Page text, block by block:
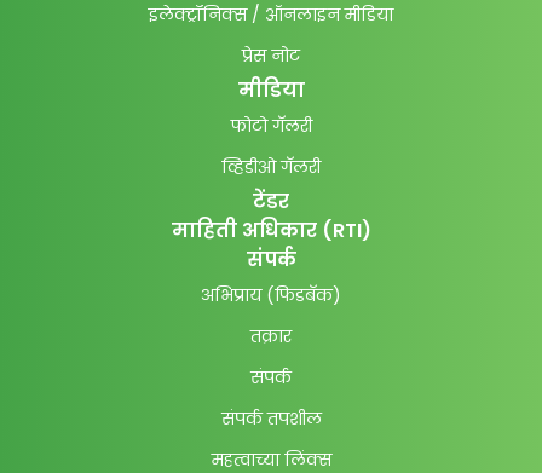
इलेक्ट्रॉनिक्स / ऑनलाइन मीडिया
प्रेस नोट
मीडिया
फोटो गॅलरी
व्हिडीओ गॅलरी
टेंडर
माहिती अधिकार (RTI)
संपर्क
अभिप्राय (फिडबॅक)
तक्रार
संपर्क
संपर्क तपशील
महत्वाच्या लिंक्स